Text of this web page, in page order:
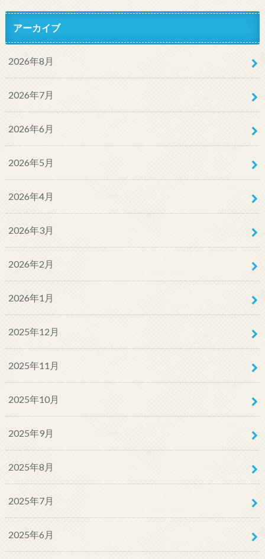
アーカイブ
2026年8月
2026年7月
2026年6月
2026年5月
2026年4月
2026年3月
2026年2月
2026年1月
2025年12月
2025年11月
2025年10月
2025年9月
2025年8月
2025年7月
2025年6月